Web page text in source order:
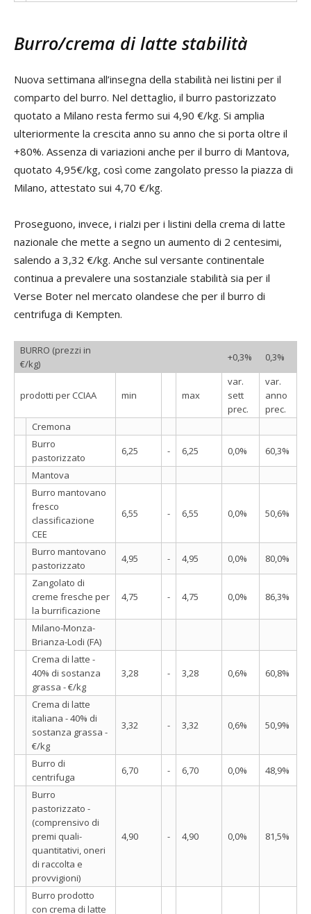
Burro/crema di latte stabilità
Nuova settimana all’insegna della stabilità nei listini per il
comparto del burro. Nel dettaglio, il burro pastorizzato
quotato a Milano resta fermo sui 4,90 €/kg. Si amplia
ulteriormente la crescita anno su anno che si porta oltre il
+80%. Assenza di variazioni anche per il burro di Mantova,
quotato 4,95€/kg, così come zangolato presso la piazza di
Milano, attestato sui 4,70 €/kg.
Proseguono, invece, i rialzi per i listini della crema di latte
nazionale che mette a segno un aumento di 2 centesimi,
salendo a 3,32 €/kg. Anche sul versante continentale
continua a prevalere una sostanziale stabilità sia per il
Verse Boter nel mercato olandese che per il burro di
centrifuga di Kempten.
BURRO (prezzi in
€/kg)
+0,3% 0,3%
prodotti per CCIAA min max
var.
sett
prec.
var.
anno
prec.
Cremona
Burro
pastorizzato
6,25 - 6,25 0,0%
60,3%
Mantova
Burro mantovano
fresco
classificazione
CEE
6,55 - 6,55 0,0% 50,6%
Burro mantovano
pastorizzato
4,95 - 4,95 0,0%
80,0%
Zangolato di
creme fresche per
la burrificazione
4,75 - 4,75 0,0% 86,3%
Milano-Monza-
Brianza-Lodi (FA)
Crema di latte -
40% di sostanza
grassa - €/kg
3,28 - 3,28 0,6% 60,8%
Crema di latte
italiana - 40% di
sostanza grassa -
€/kg
3,32 - 3,32 0,6% 50,9%
Burro di
centrifuga
6,70 - 6,70 0,0%
48,9%
Burro
pastorizzato -
(comprensivo di
premi quali-
quantitativi, oneri
di raccolta e
provvigioni)
4,90 - 4,90 0,0% 81,5%
Burro prodotto
con crema di latte